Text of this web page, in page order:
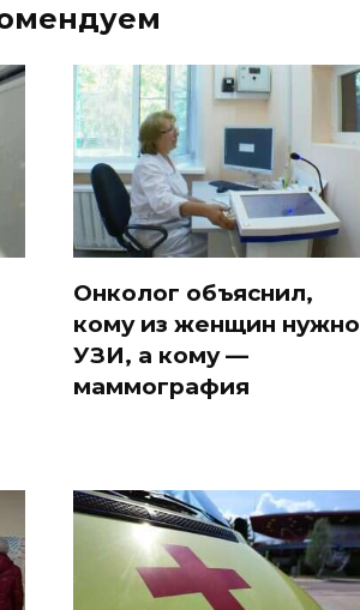
Онколог объяснил,
кому из женщин нужно
УЗИ, а кому —
маммография